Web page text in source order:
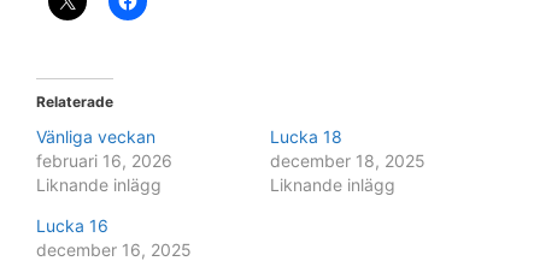
Relaterade
Vänliga veckan
februari 16, 2026
Liknande inlägg
Lucka 18
december 18, 2025
Liknande inlägg
Lucka 16
december 16, 2025